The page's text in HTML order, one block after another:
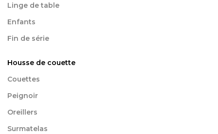
Linge de table
Enfants
Fin de série
Housse de couette
Couettes
Peignoir
Oreillers
Surmatelas